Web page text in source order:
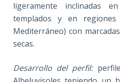
ligeramente inclinadas
templados y en
Mediterráneo) con
secas.
Desarrollo del perfil: